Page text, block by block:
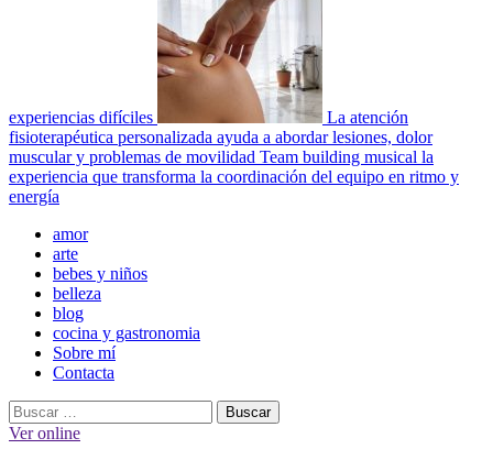
experiencias difíciles
La atención
fisioterapéutica personalizada ayuda a abordar lesiones, dolor
muscular y problemas de movilidad Team building musical la
experiencia que transforma la coordinación del equipo en ritmo y
energía
Menú
principal
amor
arte
bebes y niños
belleza
blog
cocina y gastronomia
Sobre mí
Contacta
Buscar:
Ver online